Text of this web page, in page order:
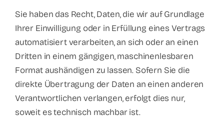
Sie haben das Recht, Daten, die wir auf Grundlage
Ihrer Einwilligung oder in Erfüllung eines Vertrags
automatisiert verarbeiten, an sich oder an einen
Dritten in einem gängigen, maschinenlesbaren
Format aushändigen zu lassen. Sofern Sie die
direkte Übertragung der Daten an einen anderen
Verantwortlichen verlangen, erfolgt dies nur,
soweit es technisch machbar ist.